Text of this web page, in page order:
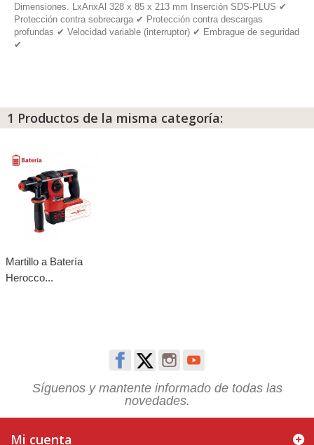
Dimensiones. LxAnxAl 328 x 85 x 213 mm Inserción SDS-PLUS ✔
Protección contra sobrecarga ✔ Protección contra descargas
profundas ✔ Velocidad variable (interruptor) ✔ Embrague de seguridad
✔
1 Productos de la misma categoría:
Martillo a Batería
Herocco...
Síguenos y mantente informado de todas las
novedades.
Mi cuenta